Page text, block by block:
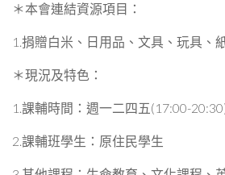
＊本會連結資源項目：
1.捐贈白米、日用品、文具、玩具、
＊現況及特色：
1.課輔時間：週一二四五(17:00-
2.課輔班學生：原住民學生